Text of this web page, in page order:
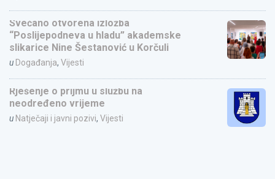
Svečano otvorena izložba
“Poslijepodneva u hladu” akademske
slikarice Nine Šestanović u Korčuli
u Događanja, Vijesti
Rješenje o prijmu u službu na
neodređeno vrijeme
u Natječaji i javni pozivi, Vijesti